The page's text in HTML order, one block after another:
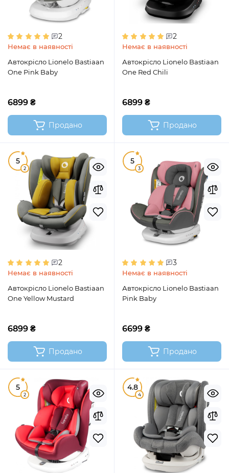
2
Немає в наявності
Автокрісло Lionelo Bastiaan
One Pink Baby
6899 ₴
Продано
2
Немає в наявності
Автокрісло Lionelo Bastiaan
One Red Chili
6899 ₴
Продано
5
2
2
Немає в наявності
Автокрісло Lionelo Bastiaan
One Yellow Mustard
6899 ₴
Продано
5
3
3
Немає в наявності
Автокрісло Lionelo Bastiaan
Pink Baby
6699 ₴
Продано
5
2
4.8
4